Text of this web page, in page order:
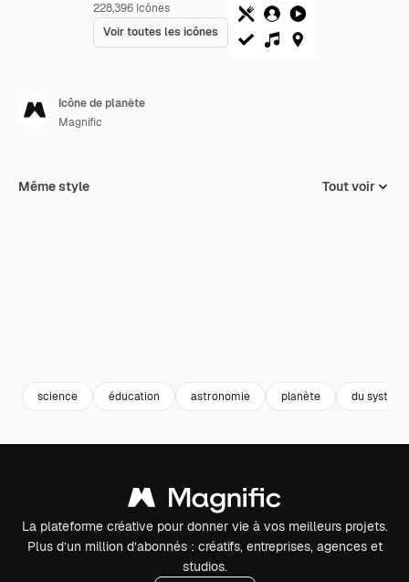
228,396 Icônes
Voir toutes les icônes
Icône de planète
Magnific
Même style Tout voir
science éducation astronomie planète du
La plateforme créative pour donner vie à vos meilleurs projets.
Plus d’un million d’abonnés : créatifs, entreprises, agences et
studios.